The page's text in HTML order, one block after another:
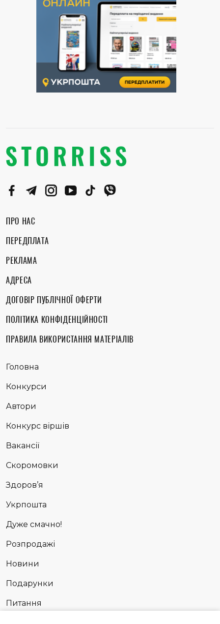
ПРО НАС
ПЕРЕДПЛАТА
РЕКЛАМА
АДРЕСА
ДОГОВІР ПУБЛІЧНОЇ ОФЕРТИ
ПОЛІТИКА КОНФІДЕНЦІЙНОСТІ
ПРАВИЛА ВИКОРИСТАННЯ МАТЕРІАЛІВ
Головна
Конкурси
Автори
Конкурс віршів
Вакансії
Скоромовки
Здоров’я
Укрпошта
Дуже смачно!
Розпродажі
Новини
Подарунки
Питання